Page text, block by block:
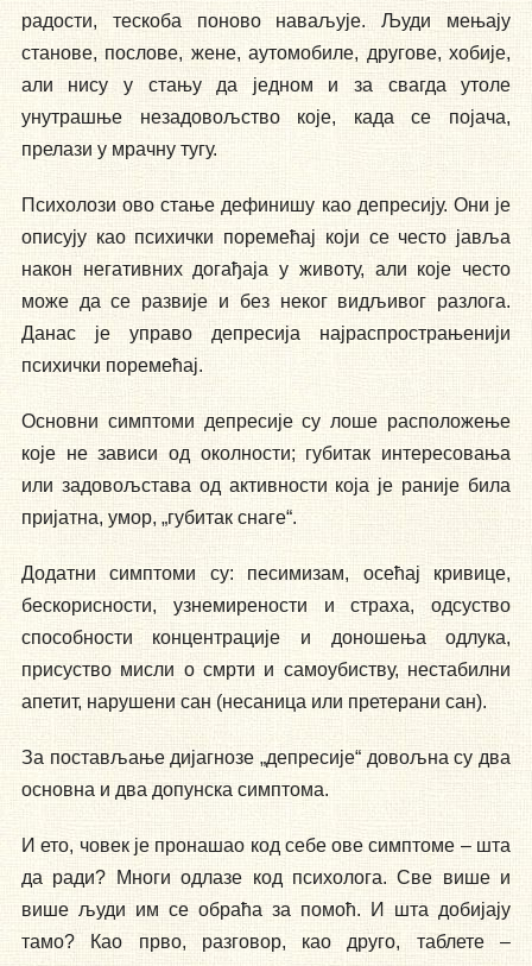
радости, тескоба поново наваљује. Људи мењају
станове, послове, жене, аутомобиле, другове, хобије,
али нису у стању да једном и за свагда утоле
унутрашње незадовољство које, када се појача,
прелази у мрачну тугу.
Психолози ово стање дефинишу као депресију. Они је
описују као психички поремећај који се често јавља
након негативних догађаја у животу, али које често
може да се развије и без неког видљивог разлога.
Данас је управо депресија најраспрострањенији
психички поремећај.
Основни симптоми депресије су лоше расположење
које не зависи од околности; губитак интересовања
или задовољстава од активности која је раније била
пријатна, умор, „губитак снаге“.
Додатни симптоми су: песимизам, осећај кривице,
бескорисности, узнемирености и страха, одсуство
способности концентрације и доношења одлука,
присуство мисли о смрти и самоубиству, нестабилни
апетит, нарушени сан (несаница или претерани сан).
За постављање дијагнозе „депресије“ довољна су два
основна и два допунска симптома.
И ето, човек је пронашао код себе ове симптоме – шта
да ради? Многи одлазе код психолога. Све више и
више људи им се обраћа за помоћ. И шта добијају
тамо? Као прво, разговор, као друго, таблете –